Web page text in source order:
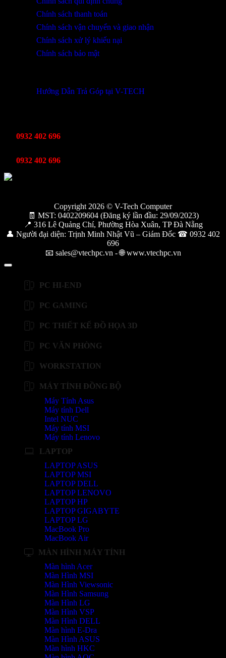
Chính sách thanh toán
Chính sách vận chuyển và giao nhận
Chính sách xử lý khiếu nại
Chính sách bảo mật
Hướng Dẫn Trả Góp tại V-TECH
0932 402 696
0932 402 696
Copyright 2026 © V-Tech Computer
🧾 MST: 0402209604 (Đăng ký lần đầu: 29/09/2023)
📍 316 Lê Quảng Chí, Phường Hòa Xuân, TP Đà Nẵng
👤 Người đại diện: Trịnh Minh Nhật Vũ – Giám Đốc ☎ 0932 402
696
📧 sales@vtechpc.vn - 🌐 www.vtechpc.vn
PC HI-END
PC GAMING
PC THIẾT KẾ ĐỒ HỌA 3D
PC VĂN PHÒNG
WORKSTATION
MÁY TÍNH ĐỒNG BỘ
Máy Tính Asus
Máy tính Dell
Intel NUC
Máy tính MSI
Máy tính Lenovo
LAPTOP
LAPTOP ASUS
LAPTOP MSI
LAPTOP DELL
LAPTOP LENOVO
LAPTOP HP
LAPTOP GIGABYTE
LAPTOP LG
MacBook Pro
MacBook Air
MÀN HÌNH MÁY TÍNH
Màn hình Acer
Màn Hình MSI
Màn Hình Viewsonic
Màn Hình Samsung
Màn Hình LG
Màn Hình VSP
Màn Hình DELL
Màn hình E-Dra
Màn Hình ASUS
Màn hình HKC